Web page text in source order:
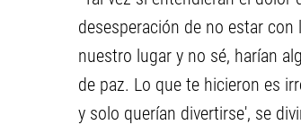
desesperación de no estar
nuestro lugar y no sé, harían
de paz. Lo que te hicieron es
y solo querían divertirse', se